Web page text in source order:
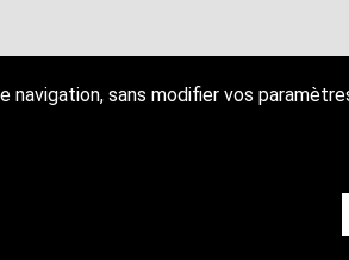
navigation, sans modifier vos